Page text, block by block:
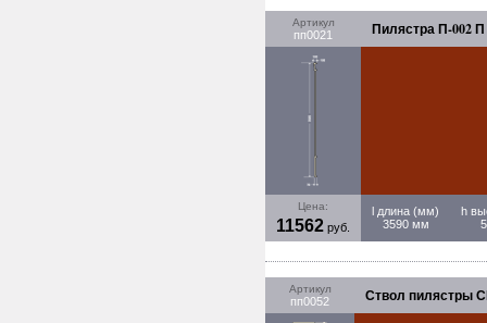
Артикул
пп0021 Пилястра П-002 П
Цена:
11562 руб.
l длина (мм)
3590 мм
h
Артикул
пп0052 Ствол пилястры